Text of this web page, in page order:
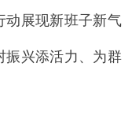
动展现新班子新气
振兴添活力、为群